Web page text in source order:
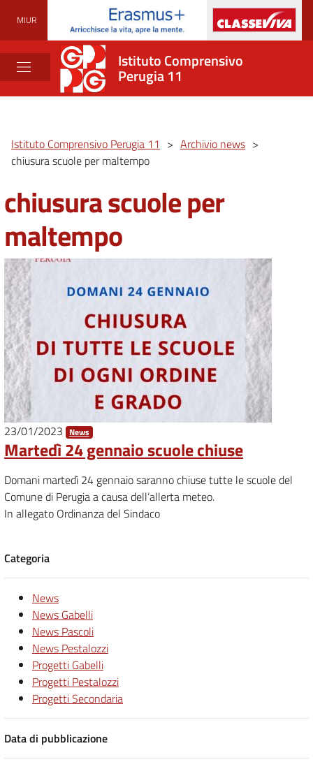
MIUR
Istituto Comprensivo
Perugia 11
Istituto Comprensivo Perugia 11 > Archivio news >
chiusura scuole per maltempo
chiusura scuole per
maltempo
23/01/2023 News
Martedì 24 gennaio scuole chiuse
Domani martedì 24 gennaio saranno chiuse tutte le scuole del
Comune di Perugia a causa dell’allerta meteo.
In allegato Ordinanza del Sindaco
Categoria
News
News Gabelli
News Pascoli
News Pestalozzi
Progetti Gabelli
Progetti Pestalozzi
Progetti Secondaria
Data di pubblicazione